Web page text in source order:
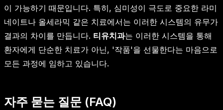
이 가능하기 때문입니다. 특히, 심미성이 극도로 중요한 라미
네이트나 올세라믹 같은 치료에서는 이러한 시스템의 유무가
결과의 차이를 만듭니다. 티유치과는 이러한 시스템을 통해
환자에게 단순한 치료가 아닌, '작품'을 선물한다는 마음으로
모든 과정에 임하고 있습니다.
자주 묻는 질문 (FAQ)